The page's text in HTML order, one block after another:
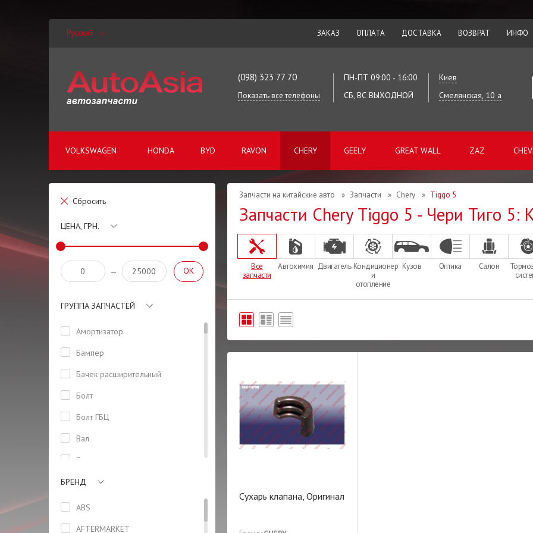
Русский ЗАКАЗ ОПЛАТА ДОСТАВКА ВОЗВРАТ ИНФО
(098) 323 77 70
Показать все телефоны
ПН-ПТ 09:00 - 16:00
СБ, ВС ВЫХОДНОЙ
Киев
Смелянская, 10 а
VOLKSWAGEN HONDA BYD RAVON CHERY GEELY GREAT WALL ZAZ
Сбросить
ЦЕНА, ГРН.
— OK
ГРУППА ЗАПЧАСТЕЙ
Амортизатор
Бампер
Бачeк расширительный
Болт
Болт ГБЦ
Вал
Вентилятор
Втулка
Высоковольтные провода
Гайка
БРЕНД
ABS
AFTERMARKET
Запчасти на китайские авто » Запчасти » Chery » Tiggo 5
Запчасти Chery Tiggo 5 - Чери Тиго 5:
Все
запчасти
Автохимия Двигатель Кондиционер
и
отопление
Кузов Оптика Салон
Сухарь клапана, Оригинал